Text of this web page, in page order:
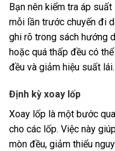
Bạn nên kiểm tra áp
mỗi lần trước chuyến đi
ghi rõ trong sách hướng
hoặc quá thấp đều có
đều và giảm hiệu suất lái.
Định kỳ xoay lốp
Xoay lốp là một bước
cho các lốp. Việc này
mòn đều, giảm thiểu